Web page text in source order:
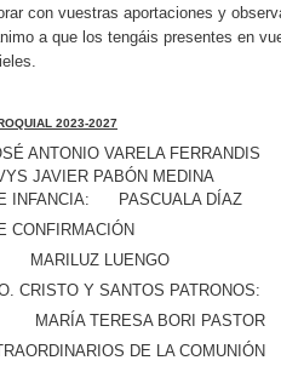
con vuestras aportaciones y
a que los tengáis presentes en
2023-2027
ANTONIO VARELA
JAVIER PABÓN
DE
CONFIRMACIÓN
LUENGO
CRISTO Y SANTOS PATRONOS:
BORI PASTOR
DE LA COMUNIÓN